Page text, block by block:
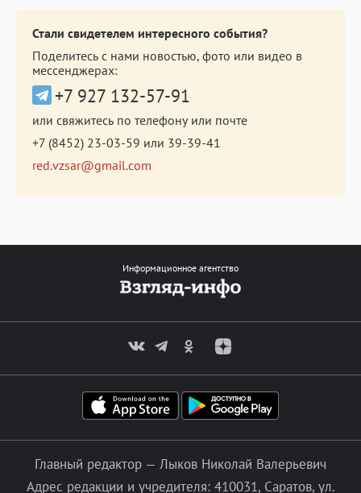
Стали свидетелем интересного события?
Поделитесь с нами новостью, фото или видео в
мессенджерах:
+7 927 132-57-91
или свяжитесь по телефону или почте
+7 (8452) 23-03-59 или 39-39-41
red.vzsar@gmail.com
Информационное агентство
Главный редактор — Лыков Николай Валерьевич
Адрес редакции и учредителя: 410031, Саратов, ул.